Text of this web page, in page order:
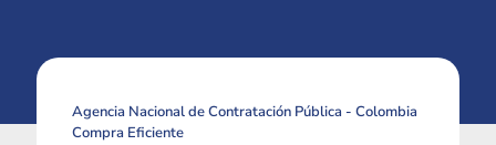
Agencia Nacional de Contratación Pública - Colombia
Compra Eficiente